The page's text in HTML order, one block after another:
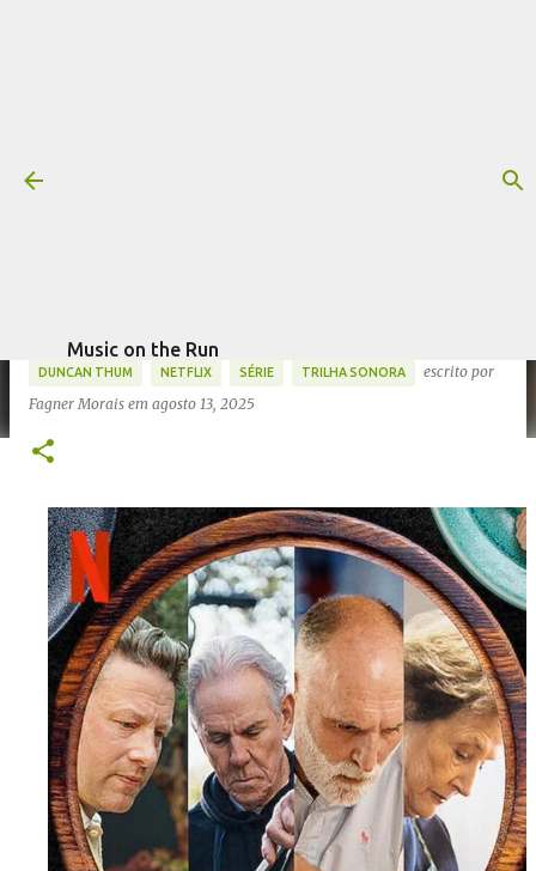
Music on the Run
Trilha sonora: Chef's Table -
DUNCAN THUM NETFLIX SÉRIE TRILHA SONORA
escrito por
Fagner Morais em agosto 13, 2025